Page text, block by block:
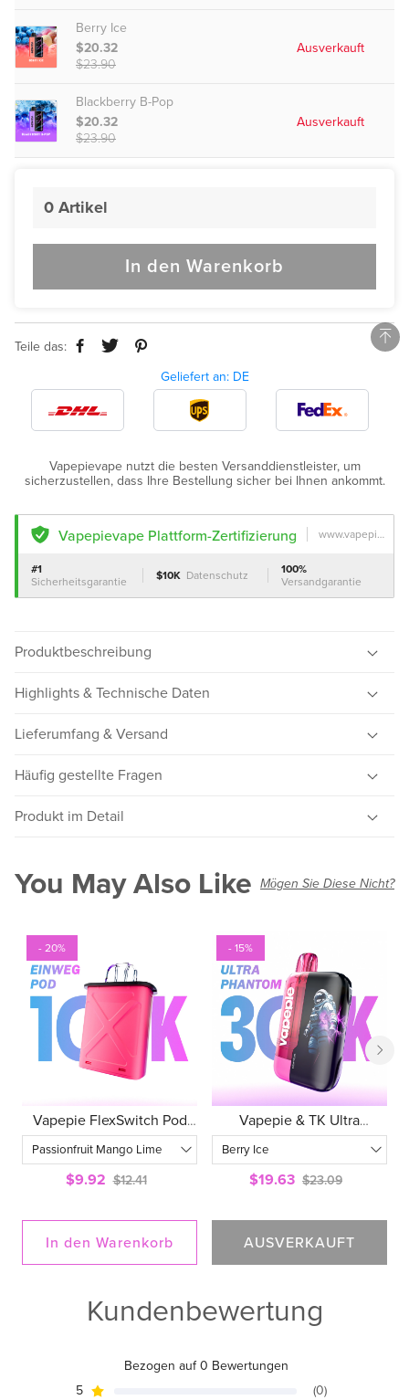
Berry Ice
$20.32
$23.90
Ausverkauft
Blackberry B-Pop
$20.32
$23.90
Ausverkauft
0 Artikel
In den Warenkorb
Teile das:
Geliefert an: DE
Vapepievape nutzt die besten Versanddienstleister, um
sicherzustellen, dass Ihre Bestellung sicher bei Ihnen ankommt.
Vapepievape Plattform-Zertifizierung www.vapepievape.com
#1
Sicherheitsgarantie
$10K Datenschutz
100%
Versandgarantie
Vapepievape Plattform-Zertifizierung
www.vapepievape.com
About Mythicvape Security Certification
Shipping Guarantee Certified
Produktbeschreibung
Highlights & Technische Daten
Lieferumfang & Versand
Häufig gestellte Fragen
Produkt im Detail
You May Also Like Mögen Sie Diese Nicht?
- 20%
Vapepie FlexSwitch Pod
10.000 Züge
$9.92 $12.41
In den Warenkorb
- 15%
Vapepie & TK Ultra
Phantom 30.000 Züge
$19.63 $23.09
AUSVERKAUFT
Kundenbewertung
Bezogen auf 0 Bewertungen
5
(0)